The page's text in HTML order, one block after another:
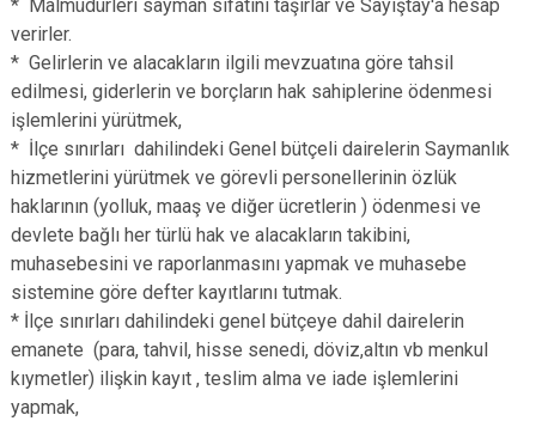
Gerze
Saraydüzü
Türkeli
* Malmüdürleri sayman sıfatını taşırlar ve Sayıştay'a hesap
verirler.
* Gelirlerin ve alacakların ilgili mevzuatına göre tahsil
edilmesi, giderlerin ve borçların hak sahiplerine ödenmesi
işlemlerini yürütmek,
* İlçe sınırları dahilindeki Genel bütçeli dairelerin Saymanlık
hizmetlerini yürütmek ve görevli personellerinin özlük
haklarının (yolluk, maaş ve diğer ücretlerin ) ödenmesi ve
devlete bağlı her türlü hak ve alacakların takibini,
muhasebesini ve raporlanmasını yapmak ve muhasebe
sistemine göre defter kayıtlarını tutmak.
* İlçe sınırları dahilindeki genel bütçeye dahil dairelerin
emanete (para, tahvil, hisse senedi, döviz,altın vb menkul
kıymetler) ilişkin kayıt , teslim alma ve iade işlemlerini
yapmak,